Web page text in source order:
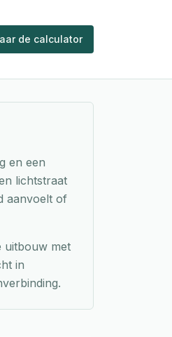
de calculator
en een
lichtstraat
aanvoelt of
uitbouw met
in